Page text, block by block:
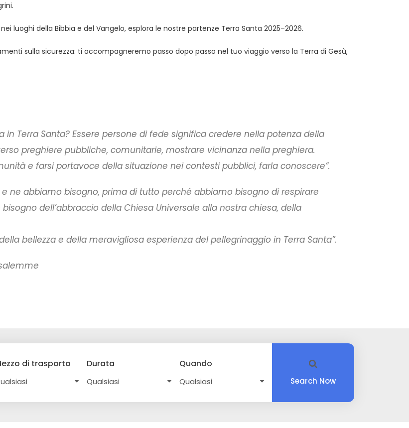
luoghi della Bibbia e del Vangelo, esplora le nostre partenze Terra Santa 2025–2026.
sulla sicurezza: ti accompagneremo passo dopo passo nel tuo viaggio verso la Terra di Gesù,
Terra Santa? Essere persone di fede significa credere nella potenza della
preghiere pubbliche, comunitarie, mostrare vicinanza nella preghiera.
e farsi portavoce della situazione nei contesti pubblici, farla conoscere”.
ne abbiamo bisogno, prima di tutto perché abbiamo bisogno di respirare
dell’abbraccio della Chiesa Universale alla nostra chiesa, della
bellezza e della meravigliosa esperienza del pellegrinaggio in Terra Santa”.
di trasporto Durata Quando
Search Now